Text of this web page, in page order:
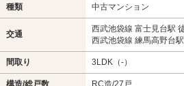
種類 中古マンション
交通
西武池袋線 富士見台駅
西武池袋線 練馬高野台
間取り 3LDK（-）
構造/総戸数 RC造/27戸